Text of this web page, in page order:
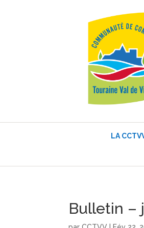
LA
Bulletin –